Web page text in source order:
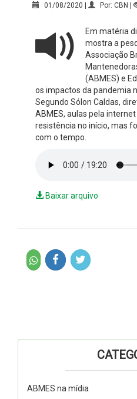
01/08/2020 | Por: CBN |
Em matéria
mostra a
Associação
(ABMES) e
os impactos da pandemia
Segundo Sólon Caldas,
ABMES, aulas pela
resistência no início, mas
com o tempo.
Baixar arquivo
ABMES na mídia